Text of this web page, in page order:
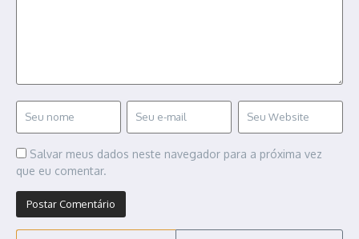
Salvar meus dados neste navegador para a próxima vez
que eu comentar.